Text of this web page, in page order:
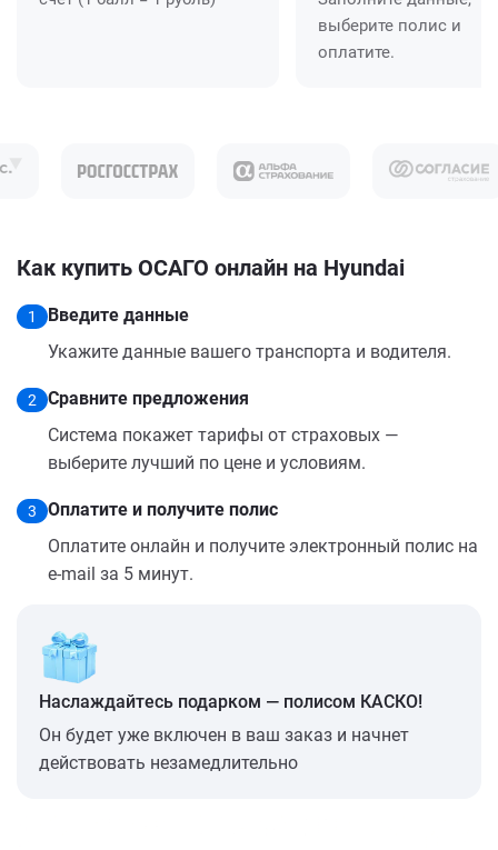
выберите полис и
оплатите.
Как купить ОСАГО онлайн на Hyundai
1
Введите данные
Укажите данные вашего транспорта и водителя.
2
Сравните предложения
Система покажет тарифы от страховых —
выберите лучший по цене и условиям.
3
Оплатите и получите полис
Оплатите онлайн и получите электронный полис на
e-mail за 5 минут.
Наслаждайтесь подарком — полисом КАСКО!
Он будет уже включен в ваш заказ и начнет
действовать незамедлительно